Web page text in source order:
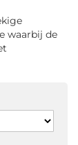
waarbij de